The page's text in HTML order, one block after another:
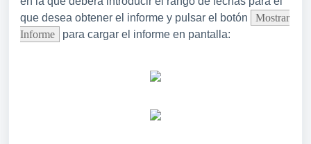
que desea obtener el informe y pulsar el botón
Mostrar
Informe
para cargar el informe en pantalla: